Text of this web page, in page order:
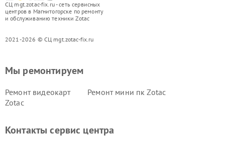
СЦ mgt.zotac-fix.ru - сеть сервисных
центров в Магнитогорске по ремонту
и обслуживанию техники Zotac
2021-2026 © СЦ mgt.zotac-fix.ru
Мы ремонтируем
Ремонт видеокарт
Zotac
Ремонт мини пк Zotac
Контакты сервис центра